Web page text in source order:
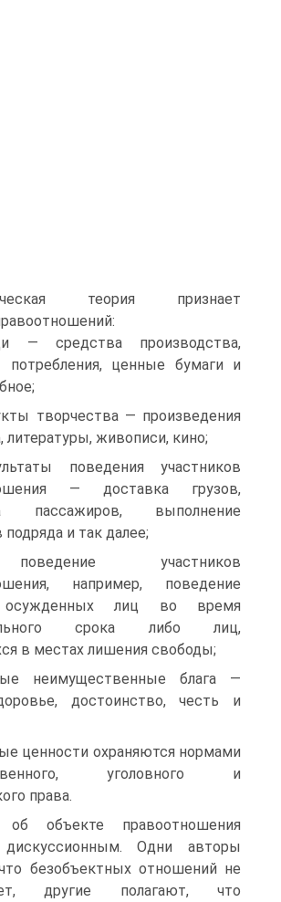
теория признает
— средства производства,
потребления, цен­ные бумаги и
творчества — произведения
литературы, живописи, кино;
поведения участников
— достав­ка грузов,
пассажиров, выполнение
и так далее;
участников
например, поведение
осужденных лиц во время
срока либо лиц,
в местах лишения свободы;
неимущественные блага —
досто­инство, честь и
ценности охраняются нормами
уголовного и
права.
об объекте правоотношения
дискуссионным. Одни авторы
безобъектных отношений не
другие полагают, что